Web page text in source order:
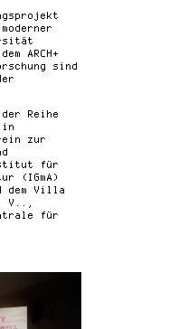
ARCH+
sind
Reihe
in
zur
für
(IGmA)
dem Villa
V..,
für